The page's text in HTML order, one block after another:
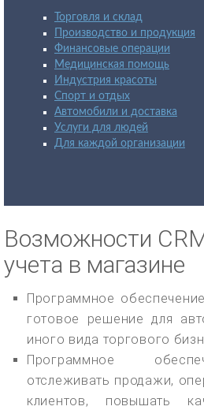
Торговля и склад
Производство и продукция
Финансовые операции
Медицинская помощь
Индустрия красоты
Спорт и отдых
Автомобили и доставка
Услуги для людей
Для каждой организации
Возможности
учета в магазине
Программное
готовое решение для
иного вида торгового
Программное
отслеживать продажи,
клиентов, повышать